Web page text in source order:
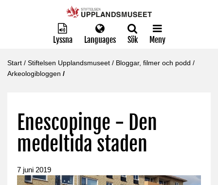
Lyssna Languages Sök Meny
Start / Stiftelsen Upplandsmuseet / Bloggar, filmer och podd /
Arkeologibloggen /
Enescopinge - Den
medeltida staden
7 juni 2019